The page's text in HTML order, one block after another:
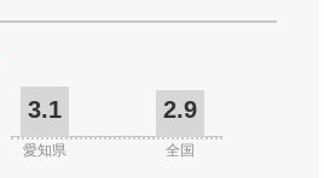
3.1 2.9
愛知県 全国